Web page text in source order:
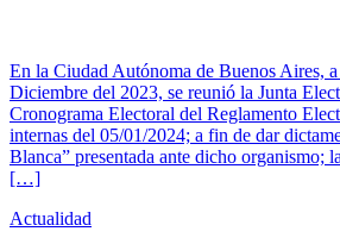
En la Ciudad Autónoma de Buenos Aires,
Diciembre del 2023, se reunió la Junta
Cronograma Electoral del Reglamento
internas del 05/01/2024; a fin de dar
Blanca” presentada ante dicho organismo;
[…]
Actualidad